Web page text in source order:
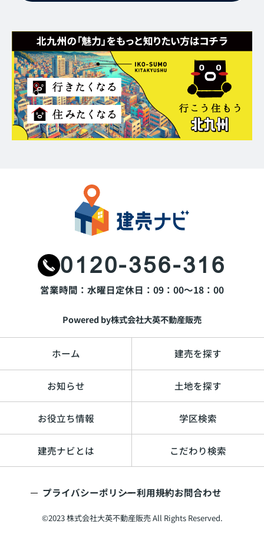
0120-356-316
営業時間：水曜日定休日：09：00～18：00
Powered by株式会社大英不動産販売
ホーム 建売を探す
お知らせ 土地を探す
お役立ち情報 学区検索
建売ナビとは こだわり検索
プライバシーポリシー利用規約お問合わせ
©2023 株式会社大英不動産販売 All Rights Reserved.